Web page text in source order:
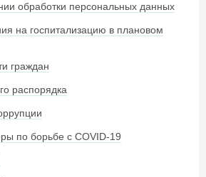
обработки персональных данных
на госпитализацию в плановом
граждан
распорядка
по борьбе с COVID-19